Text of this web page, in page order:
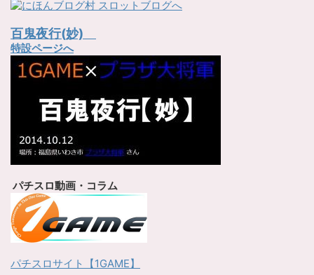
百鬼夜行(妙)
特設ページへ
パチスロ動画・コラム
パチスロサイト【1GAME】